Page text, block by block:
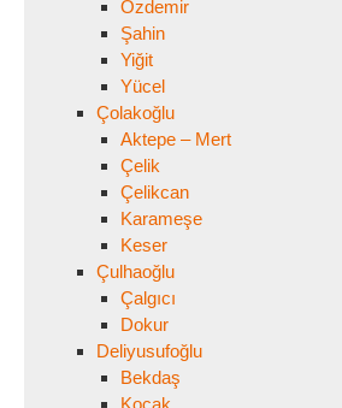
Özdemir
Şahin
Yiğit
Yücel
Çolakoğlu
Aktepe – Mert
Çelik
Çelikcan
Karameşe
Keser
Çulhaoğlu
Çalgıcı
Dokur
Deliyusufoğlu
Bekdaş
Koçak